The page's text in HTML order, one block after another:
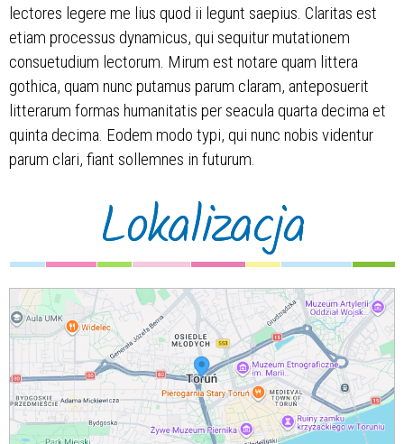
Organizator
lectores legere me lius quod ii legunt saepius. Claritas est
etiam processus dynamicus, qui sequitur mutationem
consuetudium lectorum. Mirum est notare quam littera
gothica, quam nunc putamus parum claram, anteposuerit
litterarum formas humanitatis per seacula quarta decima et
quinta decima. Eodem modo typi, qui nunc nobis videntur
parum clari, fiant sollemnes in futurum.
Lokalizacja